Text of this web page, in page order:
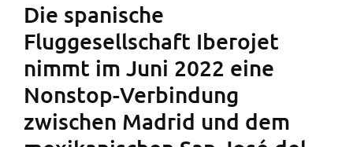
Die spanische
Fluggesellschaft Iberojet
nimmt im Juni 2022 eine
Nonstop-Verbindung
zwischen Madrid und dem